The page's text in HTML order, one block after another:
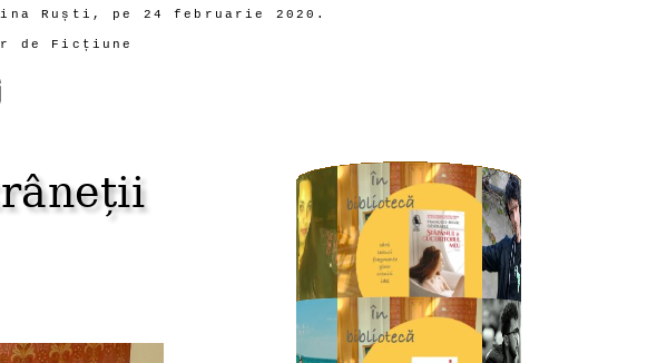
Ruști, pe 24 februarie 2020.
de Ficțiune